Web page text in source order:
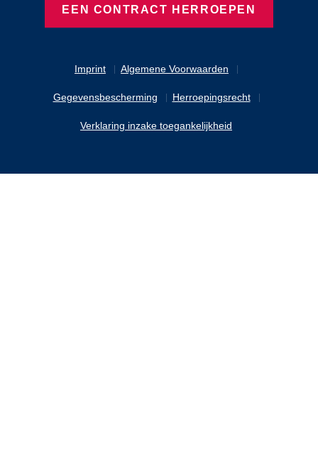
Imprint Algemene Voorwaarden
Gegevensbescherming Herroepingsrecht
Verklaring inzake toegankelijkheid
EEN CONTRACT HERROEPEN